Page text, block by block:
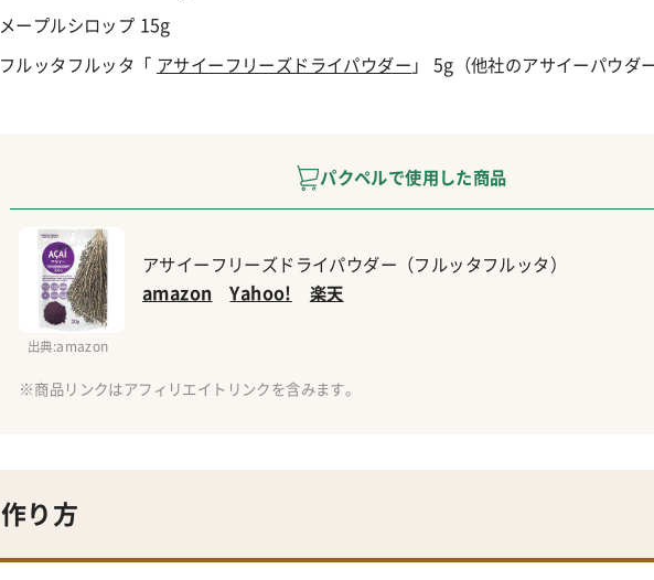
メープルシロップ 15g
フルッタフルッタ「 アサイーフリーズドライパウダー 」 5g（他社のアサイーパウダ
パクペルで使用した商品
アサイーフリーズドライパウダー（フルッタフルッタ）
amazon
Yahoo! 楽天
出典:amazon
作り方